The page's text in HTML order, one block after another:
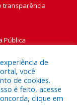
transparência
Pública
de Vigia de
de
você
de cookies.
é feito, acesse
clique em